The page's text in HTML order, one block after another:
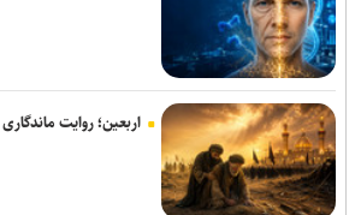
شهریور در ۶۴ شهر منتخب
اعزام ۱۳۰ هزار زائر اربعین از پایانه‌های مسافربری شهر تهران
رشد ۴۲ درصدی سازش در شورای حل اختلاف استان تهران
آثار مخرب مصرف الکل و سیگار در بروز بیماری‌ها
اربعین؛ روایت